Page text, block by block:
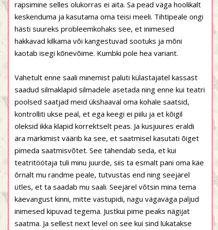
rapsimine selles olukorras ei aita. Sa pead väga hoolikalt
keskenduma ja kasutama oma teisi meeli. Tihtipeale ongi
hästi suureks probleemkohaks see, et inimesed
hakkavad kilkama või kangestuvad sootuks ja mõni
kaotab isegi kõnevõime. Kumbki pole hea variant.
Vahetult enne saali minemist paluti külastajatel kassast
saadud silmaklapid silmadele asetada ning enne kui teatri
poolsed saatjad meid ükshaaval oma kohale saatsid,
kontrolliti ukse peal, et ega keegi ei piilu ja et kõigil
oleksid ikka klapid korrektselt peas. Ja kusjuures eraldi
ära märkimist väärib ka see, et saatmisel kasutati õiget
pimeda saatmisvõtet. See tähendab seda, et kui
teatritöötaja tuli minu juurde, siis ta esmalt pani oma käe
õrnalt mu randme peale, tutvustas end ning seejärel
ütles, et ta saadab mu saali. Seejärel võtsin mina tema
käevangust kinni, mitte vastupidi, nagu vägaväga paljud
inimesed kipuvad tegema. Justkui pime peaks nägijat
saatma. Ja sellest next level on see kui sind lükatakse